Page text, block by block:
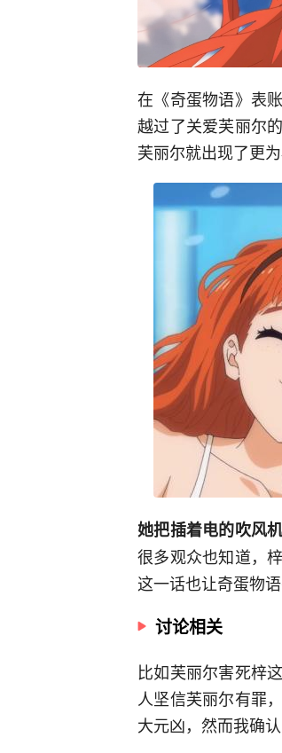
在《奇蛋物语》表
越过了关爱芙丽尔
芙丽尔就出现了更为
她把插着电的吹风
很多观众也知道，
这一话也让奇蛋物
讨论相关
比如芙丽尔害死梓
人坚信芙丽尔有罪
大元凶，然而我确